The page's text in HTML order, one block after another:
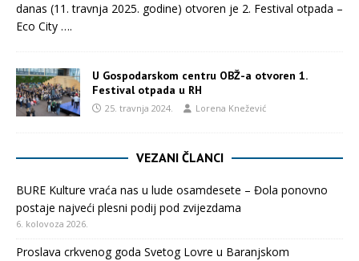
danas (11. travnja 2025. godine) otvoren je 2. Festival otpada –
Eco City ….
U Gospodarskom centru OBŽ-a otvoren 1.
Festival otpada u RH
25. travnja 2024. Lorena Knežević
VEZANI ČLANCI
BURE Kulture vraća nas u lude osamdesete – Đola ponovno
postaje najveći plesni podij pod zvijezdama
6. kolovoza 2026.
Proslava crkvenog goda Svetog Lovre u Baranjskom